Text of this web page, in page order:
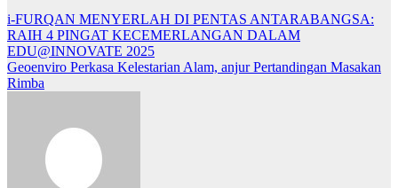
i-FURQAN MENYERLAH DI PENTAS ANTARABANGSA:
RAIH 4 PINGAT KECEMERLANGAN DALAM
EDU@INNOVATE 2025
Geoenviro Perkasa Kelestarian Alam, anjur Pertandingan Masakan
Rimba